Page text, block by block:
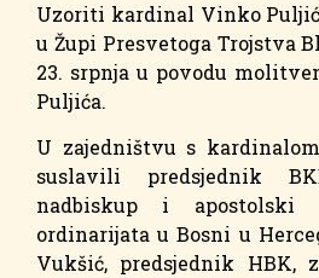
Uzoriti kardinal Vinko
u Župi Presvetoga Trojstva
23. srpnja u povodu
Puljića.
U zajedništvu s
suslavili predsjednik
nadbiskup i apostolski
ordinarijata u Bosni u
Vukšić, predsjednik HBK,